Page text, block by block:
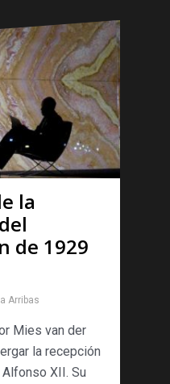
la
de 1929
Arribas
Mies van der
la recepción
XII. Su